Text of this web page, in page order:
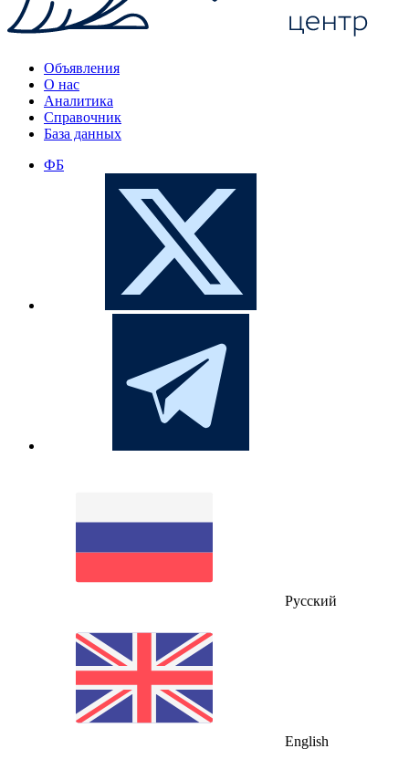
Объявления
О нас
Аналитика
Справочник
База данных
ФБ
Русский
English